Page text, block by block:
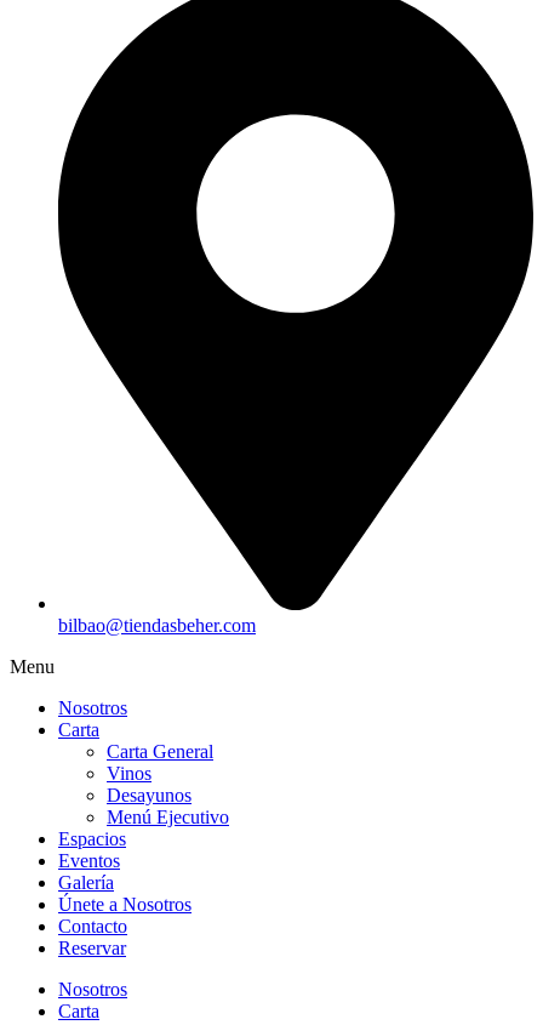
bilbao@tiendasbeher.com
Menu
Nosotros
Carta
Carta General
Vinos
Desayunos
Menú Ejecutivo
Espacios
Eventos
Galería
Únete a Nosotros
Contacto
Reservar
Nosotros
Carta